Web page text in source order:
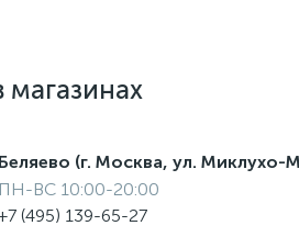
магазинах
Беляево (г. Москва, ул.
ПН-ВС 10:00-20:00
(495) 139-65-27